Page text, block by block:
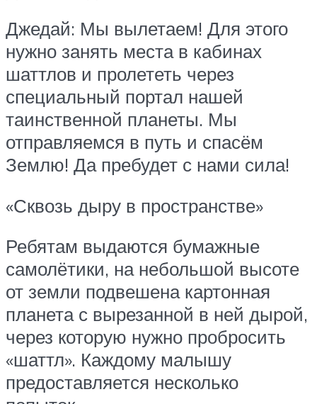
Джедай: Мы вылетаем! Для этого
нужно занять места в кабинах
шаттлов и пролететь через
специальный портал нашей
таинственной планеты. Мы
отправляемся в путь и спасём
Землю! Да пребудет с нами сила!
«Сквозь дыру в пространстве»
Ребятам выдаются бумажные
самолётики, на небольшой высоте
от земли подвешена картонная
планета с вырезанной в ней дырой,
через которую нужно пробросить
«шаттл». Каждому малышу
предоставляется несколько